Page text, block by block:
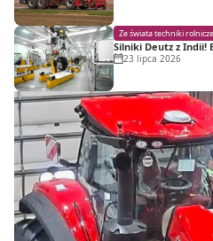
Ze świata techniki
Silniki Deutz z Indii!
23 lipca 2026